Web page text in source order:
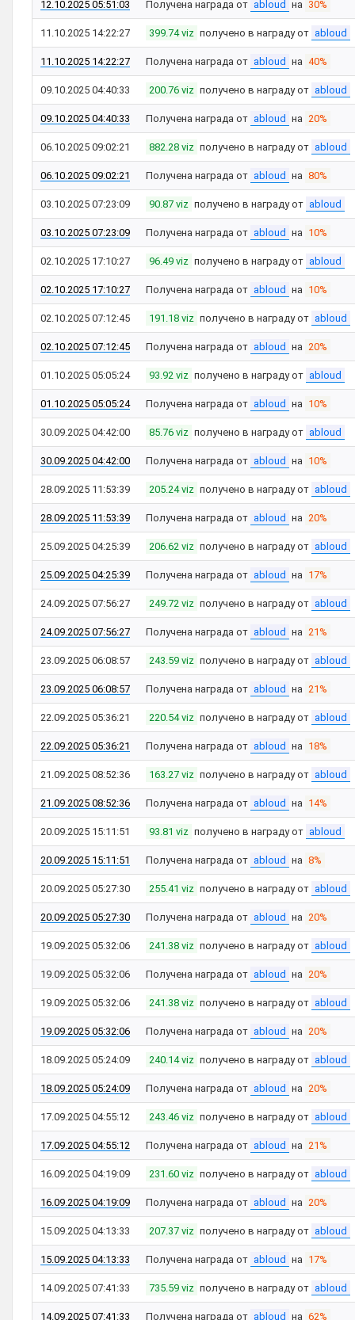
12.10.2025 05:51:03 Получена награда от abloud на 30%
11.10.2025 14:22:27 399.74 viz получено в награду от abloud
11.10.2025 14:22:27 Получена награда от abloud на 40%
09.10.2025 04:40:33 200.76 viz получено в награду от abloud
09.10.2025 04:40:33 Получена награда от abloud на 20%
06.10.2025 09:02:21 882.28 viz получено в награду от abloud
06.10.2025 09:02:21 Получена награда от abloud на 80%
03.10.2025 07:23:09 90.87 viz получено в награду от abloud
03.10.2025 07:23:09 Получена награда от abloud на 10%
02.10.2025 17:10:27 96.49 viz получено в награду от abloud
02.10.2025 17:10:27 Получена награда от abloud на 10%
02.10.2025 07:12:45 191.18 viz получено в награду от abloud
02.10.2025 07:12:45 Получена награда от abloud на 20%
01.10.2025 05:05:24 93.92 viz получено в награду от abloud
01.10.2025 05:05:24 Получена награда от abloud на 10%
30.09.2025 04:42:00 85.76 viz получено в награду от abloud
30.09.2025 04:42:00 Получена награда от abloud на 10%
28.09.2025 11:53:39 205.24 viz получено в награду от abloud
28.09.2025 11:53:39 Получена награда от abloud на 20%
25.09.2025 04:25:39 206.62 viz получено в награду от abloud
25.09.2025 04:25:39 Получена награда от abloud на 17%
24.09.2025 07:56:27 249.72 viz получено в награду от abloud
24.09.2025 07:56:27 Получена награда от abloud на 21%
23.09.2025 06:08:57 243.59 viz получено в награду от abloud
23.09.2025 06:08:57 Получена награда от abloud на 21%
22.09.2025 05:36:21 220.54 viz получено в награду от abloud
22.09.2025 05:36:21 Получена награда от abloud на 18%
21.09.2025 08:52:36 163.27 viz получено в награду от abloud
21.09.2025 08:52:36 Получена награда от abloud на 14%
20.09.2025 15:11:51 93.81 viz получено в награду от abloud
20.09.2025 15:11:51 Получена награда от abloud на 8%
20.09.2025 05:27:30 255.41 viz получено в награду от abloud
20.09.2025 05:27:30 Получена награда от abloud на 20%
19.09.2025 05:32:06 241.38 viz получено в награду от abloud
19.09.2025 05:32:06 Получена награда от abloud на 20%
19.09.2025 05:32:06 241.38 viz получено в награду от abloud
19.09.2025 05:32:06 Получена награда от abloud на 20%
18.09.2025 05:24:09 240.14 viz получено в награду от abloud
18.09.2025 05:24:09 Получена награда от abloud на 20%
17.09.2025 04:55:12 243.46 viz получено в награду от abloud
17.09.2025 04:55:12 Получена награда от abloud на 21%
16.09.2025 04:19:09 231.60 viz получено в награду от abloud
16.09.2025 04:19:09 Получена награда от abloud на 20%
15.09.2025 04:13:33 207.37 viz получено в награду от abloud
15.09.2025 04:13:33 Получена награда от abloud на 17%
14.09.2025 07:41:33 735.59 viz получено в награду от abloud
14.09.2025 07:41:33 Получена награда от abloud на 62%